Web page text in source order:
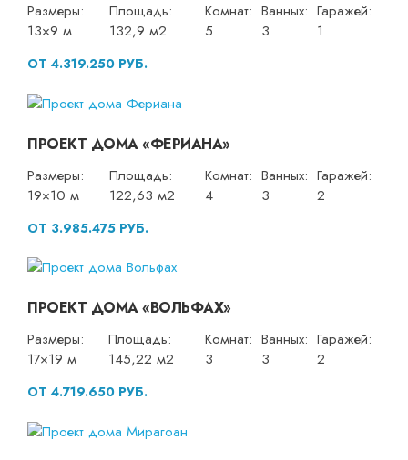
Размеры:
13×9 м
Площадь:
132,9 м2
Комнат:
5
Ванных:
3
Гаражей:
1
ОТ 4.319.250 РУБ.
ПРОЕКТ ДОМА «ФЕРИАНА»
Размеры:
19×10 м
Площадь:
122,63 м2
Комнат:
4
Ванных:
3
Гаражей:
2
ОТ 3.985.475 РУБ.
ПРОЕКТ ДОМА «ВОЛЬФАХ»
Размеры:
17×19 м
Площадь:
145,22 м2
Комнат:
3
Ванных:
3
Гаражей:
2
ОТ 4.719.650 РУБ.